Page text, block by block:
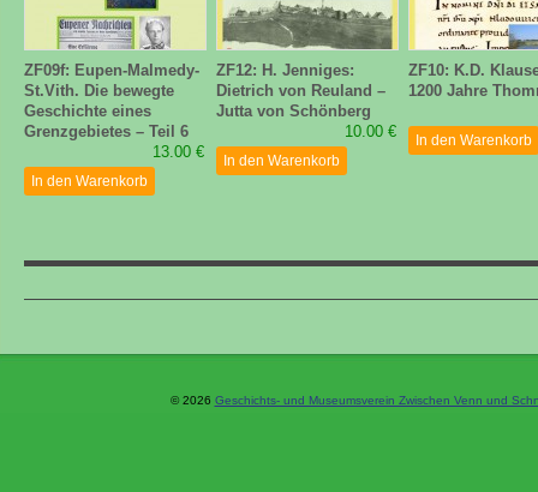
ZF09f: Eupen-Malmedy-
St.Vith. Die bewegte
Geschichte eines
Grenzgebietes – Teil 6
13.00 €
In den Warenkorb
ZF12: H. Jenniges:
Dietrich von Reuland –
Jutta von Schönberg
10.00 €
In den Warenkorb
ZF10: K.D.
1200 Jahre
In den Warenkorb
© 2026 Geschichts- und Museumsverein Zwischen Venn und